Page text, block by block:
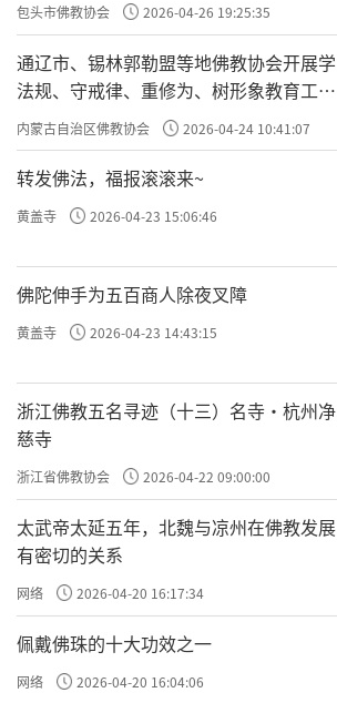
包头市佛教协会 2026-04-26 19:25:35
通辽市、锡林郭勒盟等地佛教协会开展学
法规、守戒律、重修为、树形象教育工作
专题学习会
内蒙古自治区佛教协会 2026-04-24 10:41:07
转发佛法，福报滚滚来~
黄盖寺 2026-04-23 15:06:46
佛陀伸手为五百商人除夜叉障
黄盖寺 2026-04-23 14:43:15
浙江佛教五名寻迹（十三）名寺·杭州净
慈寺
浙江省佛教协会 2026-04-22 09:00:00
太武帝太延五年，北魏与凉州在佛教发展
有密切的关系
网络 2026-04-20 16:17:34
佩戴佛珠的十大功效之一
网络 2026-04-20 16:04:06